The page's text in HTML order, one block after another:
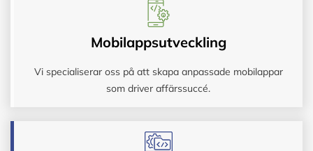
Mobilappsutveckling
Vi specialiserar oss på att skapa anpassade mobilappar
som driver affärssuccé.